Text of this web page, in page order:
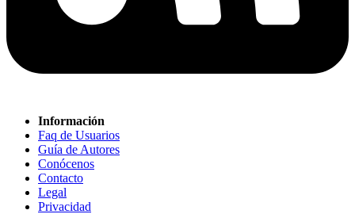
Información
Faq de Usuarios
Guía de Autores
Conócenos
Contacto
Legal
Privacidad